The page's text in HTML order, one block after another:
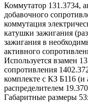
Коммутатор 131.3734,
добавочного
коммутация
катушки зажигания
зажигания в
активного
Используется взамен
сопротивления
комплекте с КЗ Б116 (и
распределителем
Габаритные размеры